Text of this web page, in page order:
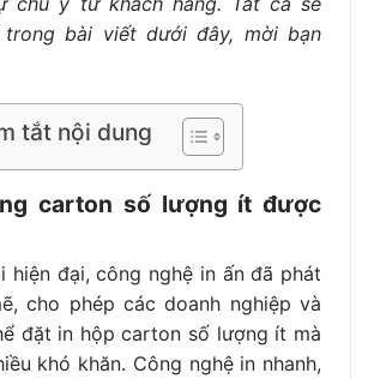
bài viết dưới đây, mời bạn
tắt nội dung
carton số lượng ít được
hiện đại, công nghệ in ấn đã phát
cho phép các doanh nghiệp và
đặt in hộp carton số lượng ít mà
khó khăn. Công nghệ in nhanh,